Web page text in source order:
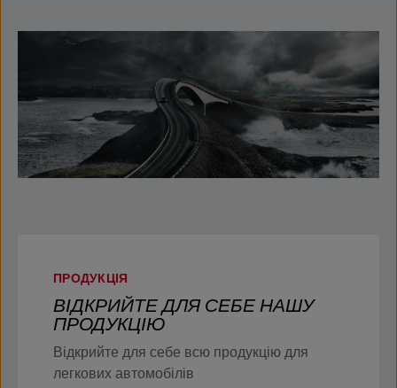
ПРОДУКЦІЯ
ВІДКРИЙТЕ ДЛЯ СЕБЕ НАШУ
ПРОДУКЦІЮ
Відкрийте для себе всю продукцію для
легкових автомобілів